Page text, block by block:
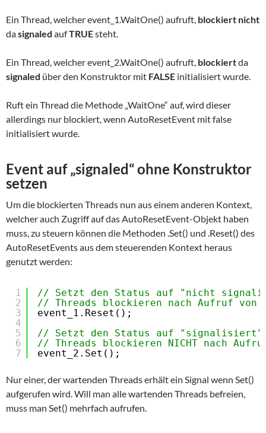
Ein Thread, welcher event_1.WaitOne() aufruft, blockiert nicht
dasignaled aufTRUEsteht.
Ein Thread, welcher event_2.WaitOne() aufruft, blockiertda
signaled über den Konstruktor mit FALSE initialisiert wurde.
Ruft ein Thread die Methode „WaitOne“ auf, wird dieser
allerdings nur blockiert, wenn AutoResetEvent mit false
initialisiert wurde.
Event auf „signaled“ ohne Konstruktor
setzen
Um die blockierten Threads nun aus einem anderen Kontext,
welcher auch Zugriff auf das AutoResetEvent-Objekt haben
muss, zu steuern können die Methoden .Set() und .Reset() des
AutoResetEvents aus dem steuerenden Kontext heraus
genutzt werden:
1
2
3
4
5
6
7
// Setzt den Status auf "nicht
// Threads blockieren nach Aufruf von
event_1.Reset();
// Setzt den Status auf
// Threads blockieren NICHT nach
event_2.Set();
Nur einer, der wartenden Threads erhält ein Signal wenn Set()
aufgerufen wird. Will man alle wartenden Threads befreien,
muss man Set() mehrfach aufrufen.